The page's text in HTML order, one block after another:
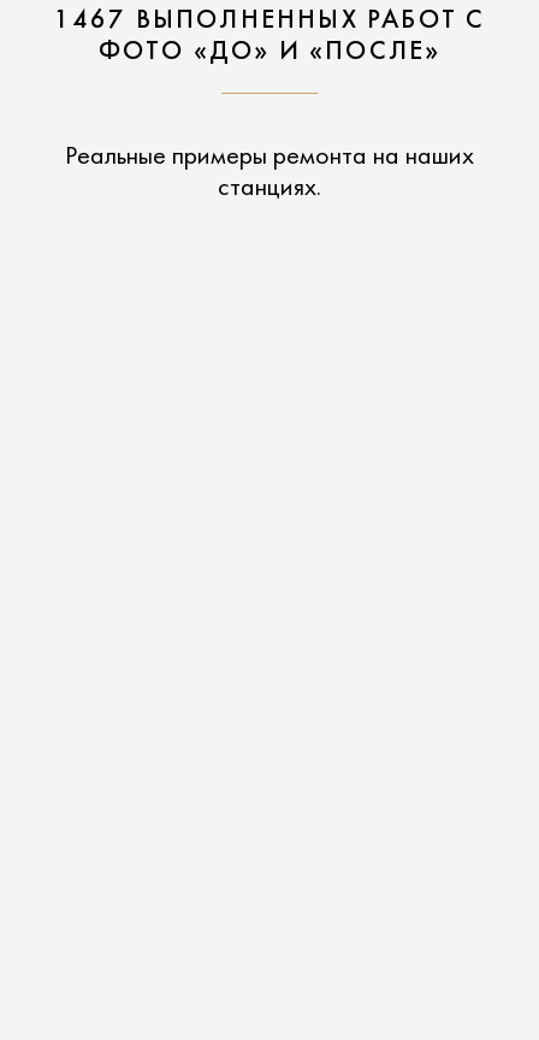
1467 ВЫПОЛНЕННЫХ РАБОТ С
ФОТО «ДО» И «ПОСЛЕ»
Реальные примеры ремонта на наших
станциях.